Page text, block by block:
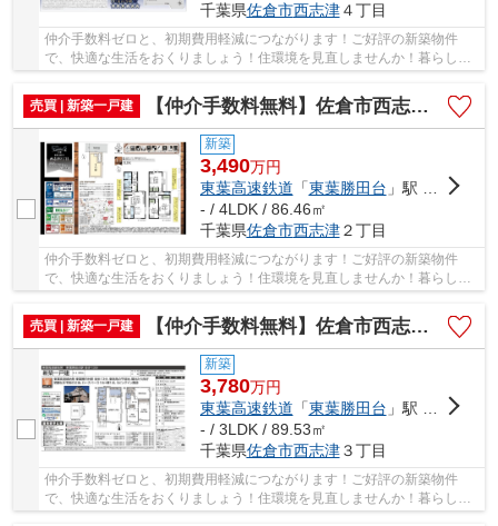
千葉県佐倉市西志津４丁目
仲介手数料ゼロと、初期費用軽減につながります！ご好評の新築物件
で、快適な生活をおくりましょう！住環境を見直しませんか！暮らしの
売買 | 新築一戸建
【仲介手数料無料】佐倉市西志津 新築戸建て
新築
3,490万円
東葉高速鉄道 「東葉勝田台 」駅 徒歩13分
- / 4LDK / 86.46㎡
千葉県佐倉市西志津２丁目
仲介手数料ゼロと、初期費用軽減につながります！ご好評の新築物件
で、快適な生活をおくりましょう！住環境を見直しませんか！暮らしの
売買 | 新築一戸建
【仲介手数料無料】佐倉市西志津 新築戸建て
新築
3,780万円
東葉高速鉄道 「東葉勝田台 」駅 徒歩14分
- / 3LDK / 89.53㎡
千葉県佐倉市西志津３丁目
仲介手数料ゼロと、初期費用軽減につながります！ご好評の新築物件
で、快適な生活をおくりましょう！住環境を見直しませんか！暮らしの
中でも、住居は充実した生活を送るための大きな...